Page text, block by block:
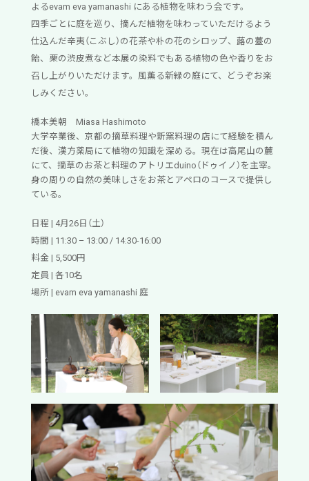
よるevam eva yamanashi にある植物を味わう会です。
四季ごとに庭を巡り、摘んだ植物を味わっていただけるよう
仕込んだ辛夷（こぶし）の花茶や朴の花のシロップ、蕗の薹の
飴、栗の渋皮煮など本展の染料でもある植物の色や香りをお
召し上がりいただけます。風薫る新緑の庭にて、どうぞお楽
しみください。
橋本美朝 Miasa Hashimoto
大学卒業後、京都の摘草料理や新窯料理の店にて経験を積ん
だ後、漢方薬局にて植物の知識を深める。現在は高尾山の麓
にて、摘草のお茶と料理のアトリエduino（ドゥイノ）を主宰。
身の周りの自然の美味しさをお茶とアペロのコースで提供し
ている。
日程 | 4月26日（土）
時間 | 11:30 – 13:00 / 14:30-16:00
料金 | 5,500円
定員 | 各10名
場所 | evam eva yamanashi 庭